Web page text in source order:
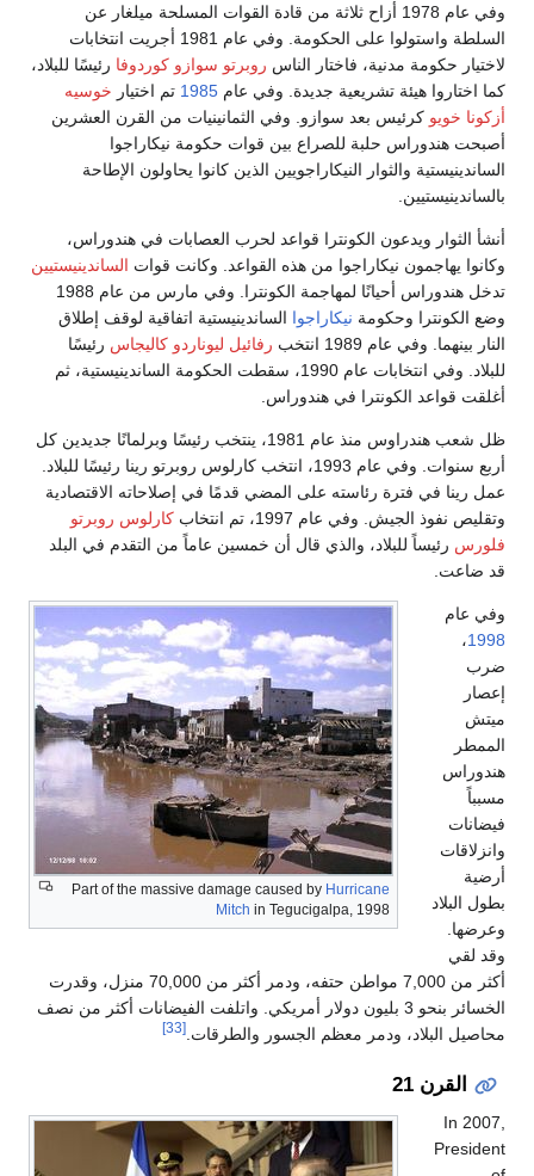
وفي عام 1978 أزاح ثلاثة من قادة القوات المسلحة ميلغار عن
السلطة واستولوا على الحكومة. وفي عام 1981 أجريت انتخابات
حكومة مدنية، فاختار الناسروبرتو سوازو كوردوفارئيسًا للبلاد،
هيئة تشريعية جديدة. وفي عام1985 تم اختيارخوسيه
كرئيس بعد سوازو. وفي الثمانينيات من القرن العشرين
حلبة للصراع بين قوات حكومة نيكاراجوا
والثوار النيكاراجويين الذين كانوا يحاولون الإطاحة
ويدعون الكونترا قواعد لحرب العصابات في هندوراس،
نيكاراجوا من هذه القواعد. وكانت قواتالساندينيستيين
تدخل هندوراس أحيانًا لمهاجمة الكونترا. وفي مارس من عام 1988
وحكومةنيكاراجواالساندينيستية اتفاقية لوقف إطلاق
وفي عام 1989 انتخب
رفائيل ليوناردو كاليجاسرئيسًا
للبلاد. وفي انتخابات عام 1990، سقطت الحكومة الساندينيستية، ثم
الكونترا في هندوراس.
ظل شعب هندراوس منذ عام 1981، ينتخب رئيسًا وبرلمانًا جديدين كل
أربع سنوات. وفي عام 1993، انتخب كارلوس روبرتو رينا رئيسًا للبلاد.
في فترة رئاسته على المضي قدمًا في إصلاحاته الاقتصادية
الجيش. وفي عام 1997، تم انتخاب
كارلوس روبرتو
رئيساً للبلاد، والذي قال أن خمسين عاماً من التقدم في البلد
Part of the massive damage caused by
Mitchin Tegucigalpa, 1998
أكثر من 7,000 مواطن حتفه، ودمر أكثر من 70,000 منزل، وقدرت
الخسائر بنحو 3 بليون دولار أمريكي. واتلفت الفيضانات أكثر من نصف
البلاد، ودمر معظم الجسور والطرقات.
21